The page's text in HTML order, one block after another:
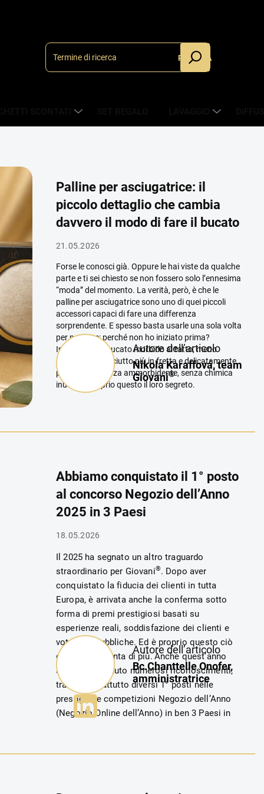
RICERCA
Palline per asciugatrice: il
piccolo dettaglio che cambia
davvero il modo di fare il bucato
21.05.2026
Forse le conosci già. Oppure le hai viste da qualche
parte e ti sei chiesto se non fossero solo l’ennesima
“moda” del momento. La verità, però, è che le
palline per asciugatrice sono uno di quei piccoli
accessori capaci di fare una differenza
sorprendente. E spesso basta usarle una sola volta
per pensare: perché non ho iniziato prima?
Immagina un bucato morbido al tatto, meno
stropicciato, asciutto più in fretta e delicatamente
profumato. Senza ammorbidente, senza chimica
inutile. È proprio questo il loro segreto.
strati. In questo modo l’aria calda circola in
maniera più uniforme e l’umidità evapora più
velocemente. Il risultato non è solo un’asciugatura
più rapida. Il bucato risulta anche più soffice, meno
bisogno di ammorbidente.
Perché conquistano così rapidamente?
uniscono tanti piccoli vantaggi che, insieme, fanno
davvero la differenza.
Autore dell’articolo
Nikola Karaffová, team
Giovani®
Abbiamo conquistato il 1° posto
al concorso Negozio dell’Anno
2025 in 3 Paesi
18.05.2026
Il 2025 ha segnato un altro traguardo
straordinario per Giovani®. Dopo aver
conquistato la fiducia dei clienti in tutta
Europa, è arrivata anche la conferma sotto
forma di premi prestigiosi basati su
esperienze reali, soddisfazione dei clienti e
votazioni pubbliche. Ed è proprio questo ciò
che per noi conta di più.Anche quest’anno
abbiamo ottenuto numerosi riconoscimenti,
tra cui soprattutto diversi 1° posti nelle
prestigiose competizioni Negozio dell’Anno
(Negozio Online dell’Anno) in ben 3 Paesi in
grande è arrivata dalla Slovacchia. 🏆Per il
Autore dell’articolo
Bc.Chanttelle Onofer,
amministratrice